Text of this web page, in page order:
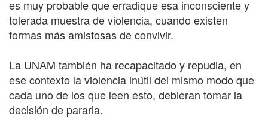
es muy probable que erradique esa inconsciente y
tolerada muestra de violencia, cuando existen
formas más amistosas de convivir.
La UNAM también ha recapacitado y repudia, en
ese contexto la violencia inútil del mismo modo que
cada uno de los que leen esto, debieran tomar la
decisión de pararla.